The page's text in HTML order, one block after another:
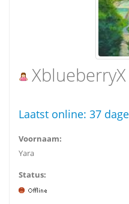
XblueberryX
Laatst online: 37
Voornaam:
Yara
Status: